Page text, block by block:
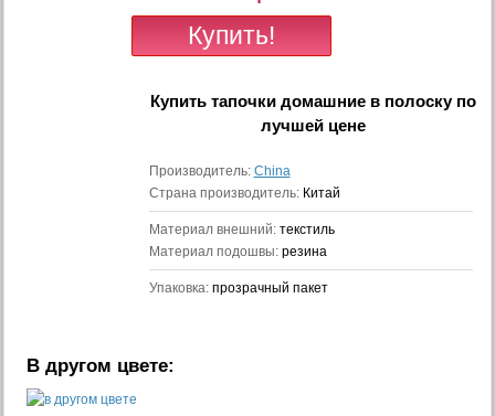
Купитьтапочки домашние в полоскупо
лучшей цене
Производитель: China
Страна производитель: Китай
Материал внешний: текстиль
Материал подошвы: резина
Упаковка: прозрачный пакет
В другом цвете: